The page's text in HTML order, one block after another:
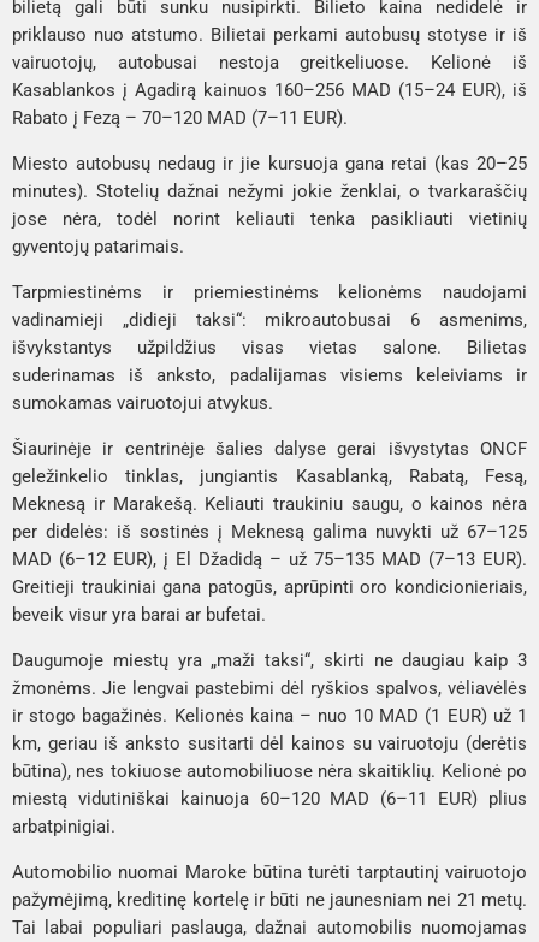
bilietą gali būti sunku nusipirkti. Bilieto kaina nedidelė ir
priklauso nuo atstumo. Bilietai perkami autobusų stotyse ir iš
vairuotojų, autobusai nestoja greitkeliuose. Kelionė iš
Kasablankos į Agadirą kainuos 160–256 MAD (15–24 EUR), iš
Rabato į Fezą – 70–120 MAD (7–11 EUR).
Miesto autobusų nedaug ir jie kursuoja gana retai (kas 20–25
minutes). Stotelių dažnai nežymi jokie ženklai, o tvarkaraščių
jose nėra, todėl norint keliauti tenka pasikliauti vietinių
gyventojų patarimais.
Tarpmiestinėms ir priemiestinėms kelionėms naudojami
vadinamieji „didieji taksi“: mikroautobusai 6 asmenims,
išvykstantys užpildžius visas vietas salone. Bilietas
suderinamas iš anksto, padalijamas visiems keleiviams ir
sumokamas vairuotojui atvykus.
Šiaurinėje ir centrinėje šalies dalyse gerai išvystytas ONCF
geležinkelio tinklas, jungiantis Kasablanką, Rabatą, Fesą,
Meknesą ir Marakešą. Keliauti traukiniu saugu, o kainos nėra
per didelės: iš sostinės į Meknesą galima nuvykti už 67–125
MAD (6–12 EUR), į El Džadidą – už 75–135 MAD (7–13 EUR).
Greitieji traukiniai gana patogūs, aprūpinti oro kondicionieriais,
beveik visur yra barai ar bufetai.
Daugumoje miestų yra „maži taksi“, skirti ne daugiau kaip 3
žmonėms. Jie lengvai pastebimi dėl ryškios spalvos, vėliavėlės
ir stogo bagažinės. Kelionės kaina – nuo ​​10 MAD (1 EUR) už 1
km, geriau iš anksto susitarti dėl kainos su vairuotoju (derėtis
būtina), nes tokiuose automobiliuose nėra skaitiklių. Kelionė po
miestą vidutiniškai kainuoja 60–120 MAD (6–11 EUR) plius
arbatpinigiai.
Automobilio nuomai Maroke būtina turėti tarptautinį vairuotojo
pažymėjimą, kreditinę kortelę ir būti ne jaunesniam nei 21 metų.
Tai labai populiari paslauga, dažnai automobilis nuomojamas